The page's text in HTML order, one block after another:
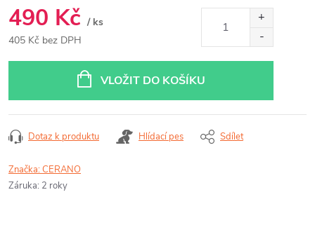
490 Kč / ks
405 Kč bez DPH
VLOŽIT DO KOŠÍKU
Dotaz k produktu Hlídací pes Sdílet
Značka:CERANO
Záruka: 2 roky